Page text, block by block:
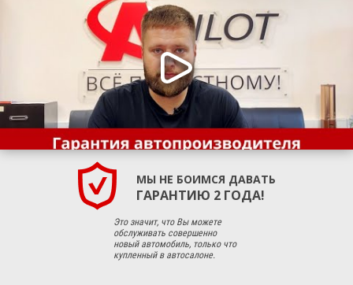
МЫ НЕ БОИМСЯ ДАВАТЬ
ГАРАНТИЮ 2 ГОДА!
Это значит, что Вы можете
обслуживать совершенно
новый автомобиль, только что
купленный в автосалоне.